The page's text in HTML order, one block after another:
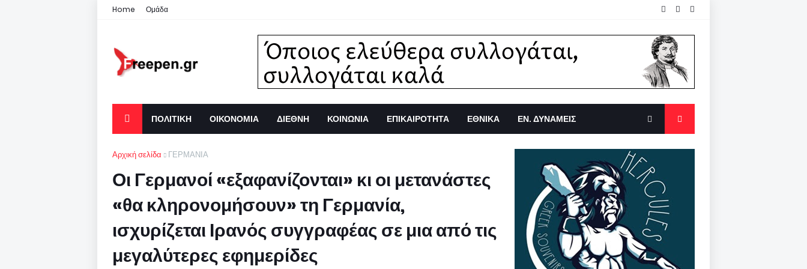
Home Ομάδα
ΠΟΛΙΤΙΚΗ ΟΙΚΟΝΟΜΙΑ ΔΙΕΘΝΗ ΚΟΙΝΩΝΙΑ ΕΠΙΚΑΙΡΟΤΗΤΑ ΕΘΝΙΚΑ ΕΝ. ΔΥΝΑΜΕΙΣ
Αρχική σελίδα ΓΕΡΜΑΝΙΑ
Οι Γερμανοί «εξαφανίζονται» κι οι μετανάστες
«θα κληρονομήσουν» τη Γερμανία,
ισχυρίζεται Ιρανός συγγραφέας σε μια από τις
μεγαλύτερες εφημερίδες